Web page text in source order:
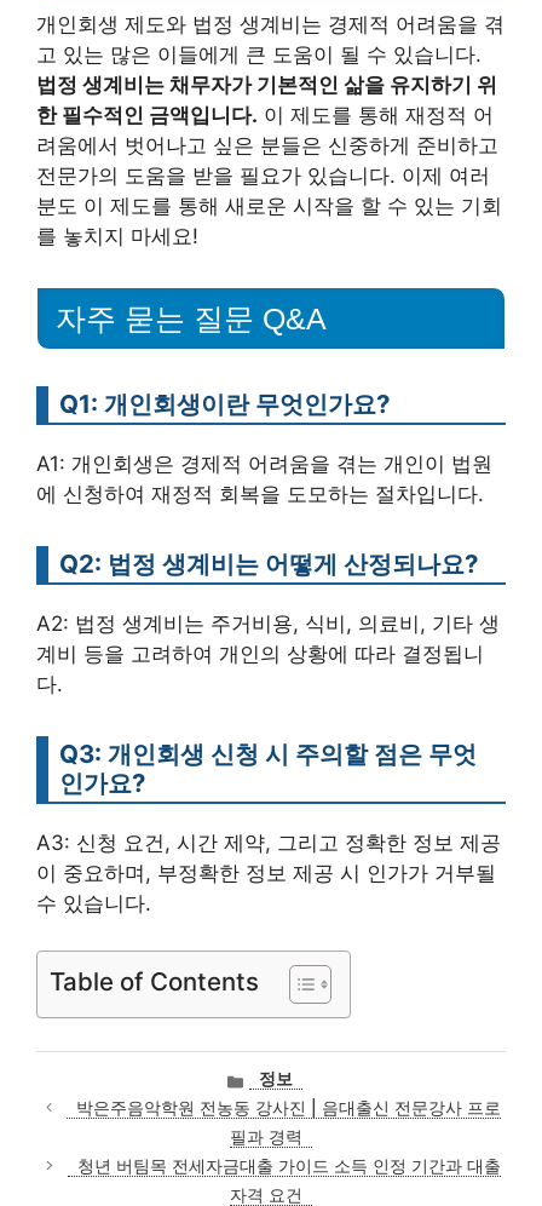
개인회생 제도와 법정 생계비는 경제적 어려움을 겪
고 있는 많은 이들에게 큰 도움이 될 수 있습니다.
법정 생계비는 채무자가 기본적인 삶을 유지하기 위
한 필수적인 금액입니다. 이 제도를 통해 재정적 어
려움에서 벗어나고 싶은 분들은 신중하게 준비하고
전문가의 도움을 받을 필요가 있습니다. 이제 여러
분도 이 제도를 통해 새로운 시작을 할 수 있는 기회
를 놓치지 마세요!
자주 묻는 질문 Q&A
Q1: 개인회생이란 무엇인가요?
A1: 개인회생은 경제적 어려움을 겪는 개인이 법원
에 신청하여 재정적 회복을 도모하는 절차입니다.
Q2: 법정 생계비는 어떻게 산정되나요?
A2: 법정 생계비는 주거비용, 식비, 의료비, 기타 생
계비 등을 고려하여 개인의 상황에 따라 결정됩니
다.
Q3: 개인회생 신청 시 주의할 점은 무엇
인가요?
A3: 신청 요건, 시간 제약, 그리고 정확한 정보 제공
이 중요하며, 부정확한 정보 제공 시 인가가 거부될
수 있습니다.
Table of Contents
카
테
고
리
정보
박은주음악학원 전농동 강사진 | 음대출신 전문강사 프로
필과 경력
청년 버팀목 전세자금대출 가이드 소득 인정 기간과 대출
자격 요건